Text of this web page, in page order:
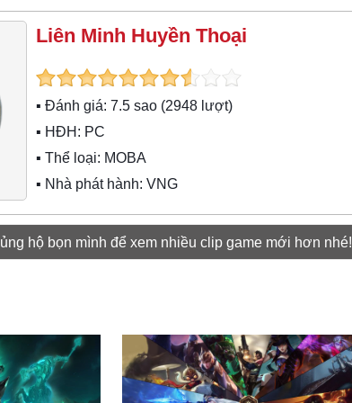
Liên Minh Huyền Thoại
▪ Đánh giá: 7.5 sao (2948 lượt)
▪ HĐH: PC
▪ Thể loại: MOBA
▪ Nhà phát hành: VNG
ủng hộ bọn mình để xem nhiều clip game mới hơn nhé!